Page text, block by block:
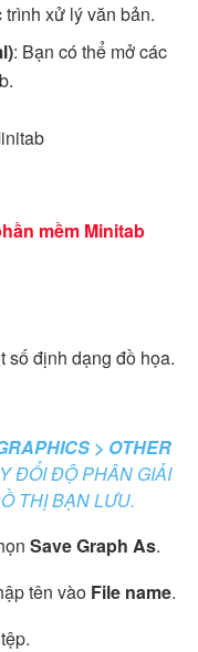
xử lý văn bản.
: Bạn có thể mở các
mềm Minitab
số định dạng đồ họa.
> OTHER
ĐỔI ĐỘ PHÂN GIẢI
THỊ BẠN LƯU.
Save Graph As.
tên vào File name.